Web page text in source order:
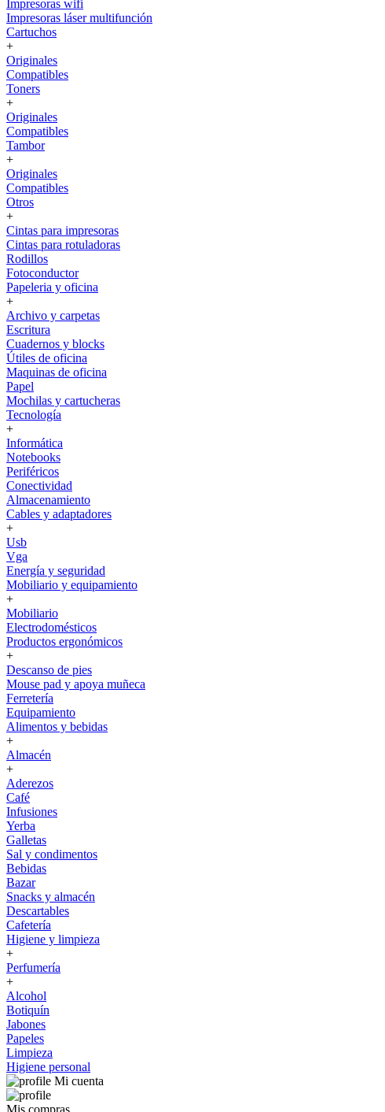
Impresoras wifi
Impresoras láser multifunción
Cartuchos
+
Originales
Compatibles
Toners
+
Originales
Compatibles
Tambor
+
Originales
Compatibles
Otros
+
Cintas para impresoras
Cintas para rotuladoras
Rodillos
Fotoconductor
Papeleria y oficina
+
Archivo y carpetas
Escritura
Cuadernos y blocks
Útiles de oficina
Maquinas de oficina
Papel
Mochilas y cartucheras
Tecnología
+
Informática
Notebooks
Periféricos
Conectividad
Almacenamiento
Cables y adaptadores
+
Usb
Vga
Energía y seguridad
Mobiliario y equipamiento
+
Mobiliario
Electrodomésticos
Productos ergonómicos
+
Descanso de pies
Mouse pad y apoya muñeca
Ferretería
Equipamiento
Alimentos y bebidas
+
Almacén
+
Aderezos
Café
Infusiones
Yerba
Galletas
Sal y condimentos
Bebidas
Bazar
Snacks y almacén
Descartables
Cafetería
Higiene y limpieza
+
Perfumería
+
Alcohol
Botiquín
Jabones
Papeles
Limpieza
Higiene personal
Mi cuenta
Mis compras